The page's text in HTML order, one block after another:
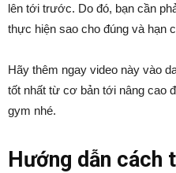
lên tới trước. Do đó, bạn cần
thực hiện sao cho đúng và hạn
Hãy thêm ngay video này vào
tốt nhất từ cơ bản tới nâng cao
gym nhé.
Hướng dẫn cách